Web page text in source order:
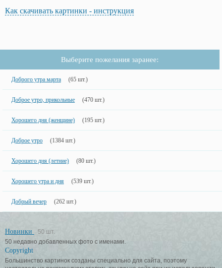
Как скачивать картинки - инструкция
Выберите пожелания заранее:
Доброго утра марта (65 шт.)
Доброе утро, прикольные (470 шт.)
Хорошего дня (женщине) (195 шт.)
Доброе утро (1384 шт.)
Хорошего дня (летние) (80 шт.)
Хорошего утра и дня (539 шт.)
Добрый вечер (262 шт.)
Новинки
50 шт.
50 недавно добавленных фото с именами.
Copyright
Большинство картинок созданы специально для сайта, поэтому